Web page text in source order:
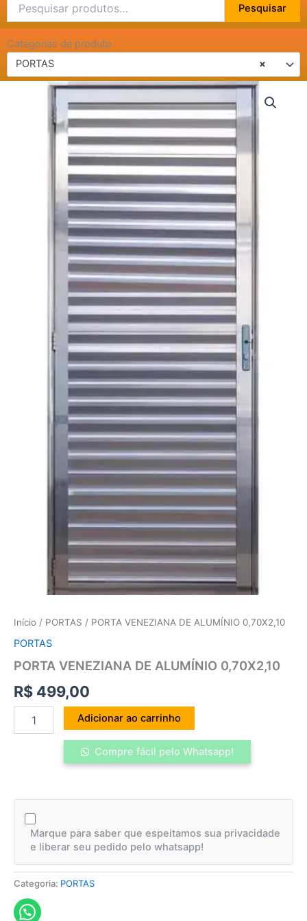
por:
Pesquisar
Categorias de produto
×
PORTAS
Início / PORTAS / PORTA VENEZIANA DE ALUMÍNIO 0,70X2,10
PORTAS
PORTA VENEZIANA DE ALUMÍNIO 0,70X2,10
R$ 499,00
VENEZIANA
ALUMÍNIO
Adicionar ao carrinho
Compre fácil pelo Whatsapp!
Marque para saber que espeitamos sua privacidade
e liberar seu pedido pelo whatsapp!
Categoria: PORTAS